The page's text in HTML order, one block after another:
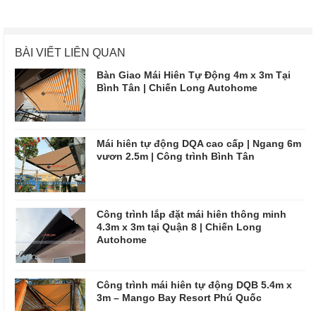
BÀI VIẾT LIÊN QUAN
Bàn Giao Mái Hiên Tự Động 4m x 3m Tại
Bình Tân | Chiến Long Autohome
Mái hiên tự động DQA cao cấp | Ngang 6m
vươn 2.5m | Công trình Bình Tân
Công trình lắp đặt mái hiên thông minh
4.3m x 3m tại Quận 8 | Chiến Long
Autohome
Công trình mái hiên tự động DQB 5.4m x
3m – Mango Bay Resort Phú Quốc